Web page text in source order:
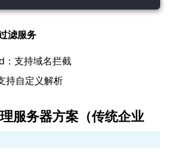
滤服务
：支持域名拦截
持自定义解析
服务器方案（传统企业